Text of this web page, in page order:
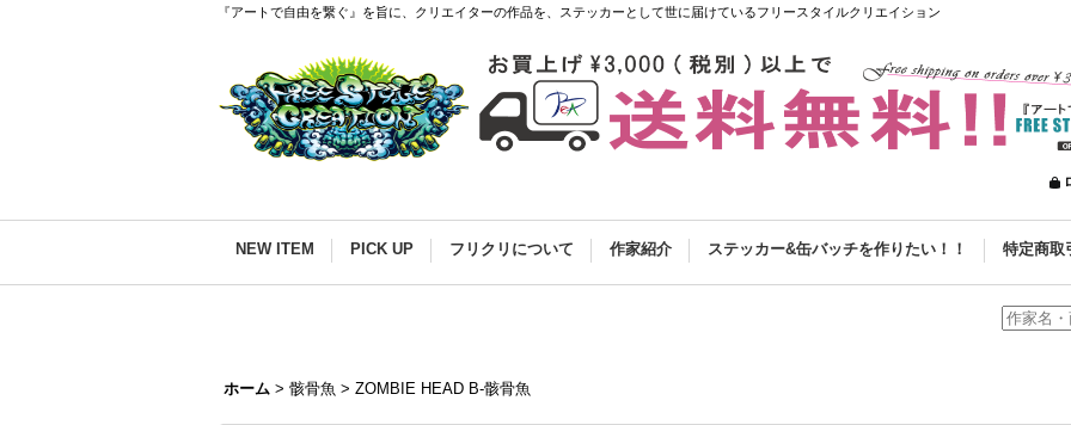
『アートで自由を繋ぐ』を旨に、クリエイターの作品を、ステッカーとして世に届けているフリースタイルクリエイション
NEW ITEM PICK UP フリクリについて 作家紹介 ステッカー&缶バッチを作りたい！！ 特定商取
ホーム > 骸骨魚 > ZOMBIE HEAD B-骸骨魚